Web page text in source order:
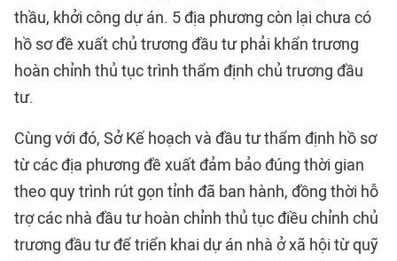
thầu, khởi công dự án. 5 địa phương còn lại chưa có
hồ sơ đề xuất chủ trương đầu tư phải khẩn trương
hoàn chỉnh thủ tục trình thẩm định chủ trương đầu
tư.
Cùng với đó, Sở Kế hoạch và đầu tư thẩm định hồ sơ
từ các địa phương đề xuất đảm bảo đúng thời gian
theo quy trình rút gọn tỉnh đã ban hành, đồng thời hỗ
trợ các nhà đầu tư hoàn chỉnh thủ tục điều chỉnh chủ
trương đầu tư để triển khai dự án nhà ở xã hội từ quỹ